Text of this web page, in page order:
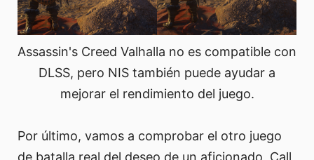
Assassin's Creed Valhalla no es compatible con
DLSS, pero NIS también puede ayudar a
mejorar el rendimiento del juego.
Por último, vamos a comprobar el otro juego